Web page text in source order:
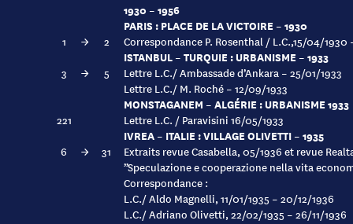
1930 – 1956
PARIS : PLACE DE LA VICTOIRE – 1930
1 → 2 Correspondance P. Rosenthal / L.C.,15/04/1930
ISTANBUL – TURQUIE : URBANISME – 1933
3 → 5
Lettre L.C./ Ambassade d’Ankara – 25/01/1933
Lettre L.C./ M. Roché – 12/09/1933
MONSTAGANEM – ALGÉRIE : URBANISME 1933
221 Lettre L.C. / Paravisini 16/05/1933
IVREA – ITALIE : VILLAGE OLIVETTI – 1935
6 → 31
Extraits revue Casabella, 05/1936 et revue
”Speculazione e cooperazione nella vita
Correspondance :
L.C./ Aldo Magnelli, 11/01/1935 – 20/12/1936
L.C./ Adriano Olivetti, 22/02/1935 – 26/11/1936